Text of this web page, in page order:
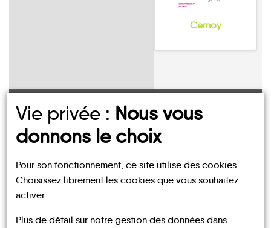
Cernoy
UN AVIS, UN TÉMOIGNAGE
À PARTAGER ?
Vie privée : Nous vous
donnons le choix
Pour son fonctionnement, ce site utilise des cookies.
Choisissez librement les cookies que vous souhaitez
activer.
Plus de détail sur notre gestion des données dans